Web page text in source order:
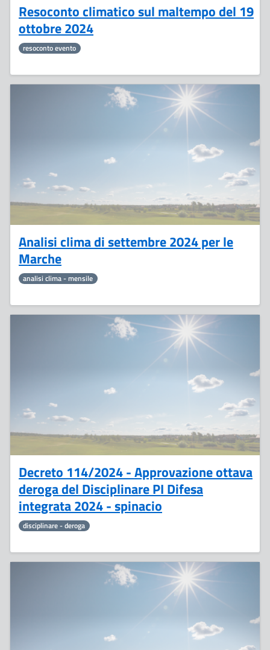
Resoconto climatico sul maltempo del 19
ottobre 2024
resoconto evento
Analisi clima di settembre 2024 per le
Marche
analisi clima - mensile
Decreto 114/2024 - Approvazione ottava
deroga del Disciplinare PI Difesa
integrata 2024 - spinacio
disciplinare - deroga